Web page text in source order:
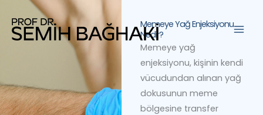
atla
Memeye Yağ Enjeksiyonu
Nedir?
Memeye yağ
enjeksiyonu, kişinin kendi
vücudundan alınan yağ
dokusunun meme
bölgesine transfer